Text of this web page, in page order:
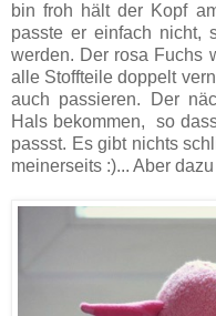
bin froh hält der Kopf
passte er einfach nicht,
werden. Der rosa Fuchs
alle Stoffteile doppelt
auch passieren. Der
Hals bekommen, so
passst. Es gibt nichts
meinerseits :)... Aber